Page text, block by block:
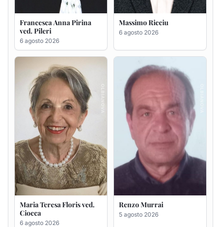
Francesca Anna Pirina
ved. Pileri
6 agosto 2026
Massimo Ricciu
6 agosto 2026
Maria Teresa Floris ved.
Ciocca
6 agosto 2026
Renzo Murrai
5 agosto 2026